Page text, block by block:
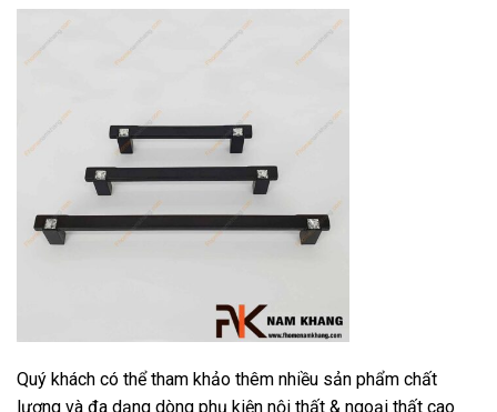
Quý khách có thể tham khảo thêm nhiều sản phẩm chất
lượng và đa dạng dòng phụ kiện nội thất & ngoại thất cao